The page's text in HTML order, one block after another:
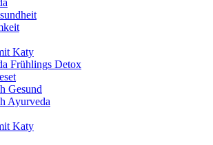
Katy
Frühlings Detox
Gesund
Ayurveda
Katy